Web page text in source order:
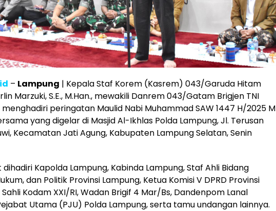
– Lampung | Kepala Staf Korem (Kasrem) 043/Garuda Hitam
Marzuki, S.E., M.Han., mewakili Danrem 043/Gatam Brigjen TNI
menghadiri peringatan Maulid Nabi Muhammad SAW 1447 H/2025 M
yang digelar di Masjid Al-Ikhlas Polda Lampung, Jl. Terusan
Kecamatan Jati Agung, Kabupaten Lampung Selatan, Senin
Kapolda Lampung, Kabinda Lampung, Staf Ahli Bidang
dan Politik Provinsi Lampung, Ketua Komisi V DPRD Provinsi
Kodam XXI/RI, Wadan Brigif 4 Mar/Bs, Dandenpom Lanal
Utama (PJU) Polda Lampung, serta tamu undangan lainnya.